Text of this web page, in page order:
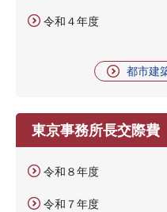
令和４年度
都市建
東京事務所長交際費
令和８年度
令和７年度